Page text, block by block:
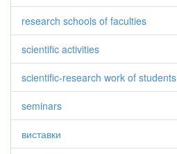
research schools of faculties
scientific activities
scientific-research work of students
seminars
виставки